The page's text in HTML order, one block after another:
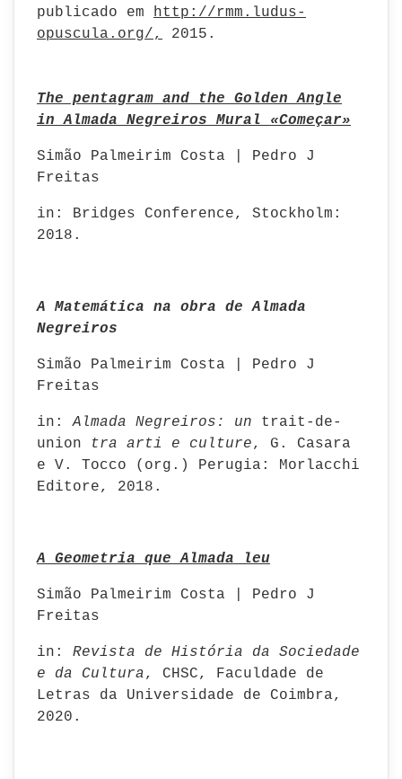
publicado em http://rmm.ludus-
opuscula.org/,
2015.
The pentagram and the Golden Angle
in Almada Negreiros Mural «Começar»
Simão Palmeirim Costa | Pedro J
Freitas
in: Bridges Conference, Stockholm:
2018.
A Matemática na obra de Almada
Negreiros
Simão Palmeirim Costa | Pedro J
Freitas
in:Almada Negreiros: un trait-de-
union
tra arti e culture, G. Casara
e V. Tocco (org.) Perugia: Morlacchi
Editore, 2018.
A Geometria que Almada leu
Simão Palmeirim Costa | Pedro J
Freitas
in: Revista de História da Sociedade
e da Cultura, CHSC, Faculdade de
Letras da Universidade de Coimbra,
2020.